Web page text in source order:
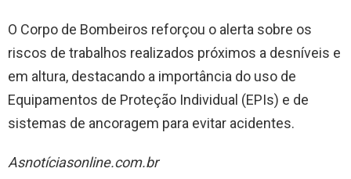
O Corpo de Bombeiros reforçou o alerta sobre os
riscos de trabalhos realizados próximos a desníveis e
em altura, destacando a importância do uso de
Equipamentos de Proteção Individual (EPIs) e de
sistemas de ancoragem para evitar acidentes.
Asnotíciasonline.com.br